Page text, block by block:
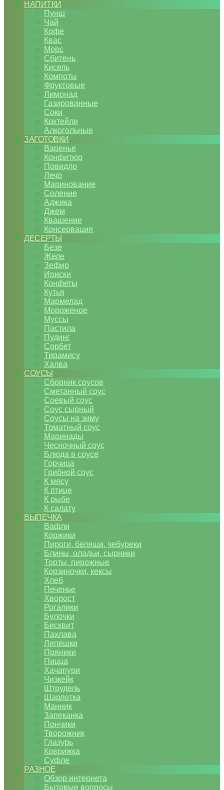
НАПИТКИ
Пунш
Чай
Кофе
Квас
Морс
Сбитень
Кисель
Компоты
Фруктовые
Лимонад
Газированные
Соки
Коктейли
Алкогольные
ЗАГОТОВКИ
Варенье
Конфитюр
Повидло
Лечо
Маринование
Соление
Аджика
Джем
Квашение
Консервация
ДЕСЕРТЫ
Безе
Желе
Зефир
Ириски
Конфеты
Кутья
Мармелад
Мороженое
Муссы
Пастила
Пудинг
Сорбет
Тирамису
Халва
СОУСЫ
Сборник соусов
Сметанный соус
Соевый соус
Соус сырный
Соусы на зиму
Томатный соус
Маринады
Чесночный соус
Блюда в соусе
Горчица
Грибной соус
К мясу
К птице
К рыбе
К салату
ВЫПЕЧКА
Вафли
Коржики
Пироги, беляши, чебуреки
Блины, оладьи, сырники
Торты, пирожные
Корзиночки, кексы
Хлеб
Печенье
Хворост
Рогалики
Булочки
Бисквит
Пахлава
Лепешки
Пряники
Пицца
Хачапури
Чизкейк
Штрудель
Шарлотка
Манник
Запеканка
Пончики
Творожник
Глазурь
Коврижка
Суфле
РАЗНОЕ
Обзор интернета
Бытовые вопросы